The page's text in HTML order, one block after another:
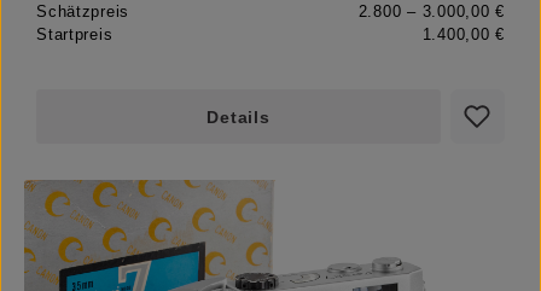
Schätzpreis
2.800 – 3.000,00 €
Startpreis
1.400,00 €
Details